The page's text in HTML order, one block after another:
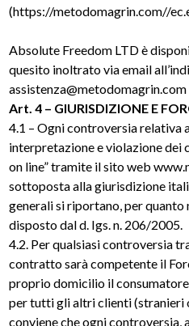
(https://metodomagrin.com//
Absolute Freedom LTD è
quesito inoltrato via email
assistenza@metodomagrin.com
Art. 4 – GIURISDIZIONE E
4.1 – Ogni controversia relativa
interpretazione e violazione dei
on line” tramite il sito web
sottoposta alla giurisdizione
generali si riportano, per quanto
disposto dal d. Igs. n. 206/2005.
4.2. Per qualsiasi controversia
contratto sarà competente il
proprio domicilio il
per tutti gli altri clienti (stranieri
conviene che ogni controversia,